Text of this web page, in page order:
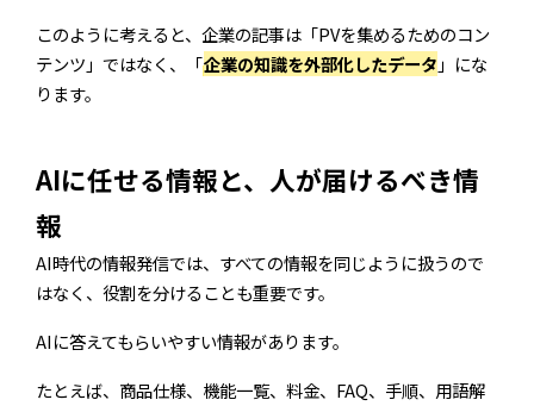
このように考えると、企業の記事は「PVを集めるためのコン
テンツ」ではなく、「企業の知識を外部化したデータ 」にな
ります。
AIに任せる情報と、人が届けるべき情
報
AI時代の情報発信では、すべての情報を同じように扱うので
はなく、役割を分けることも重要です。
AIに答えてもらいやすい情報があります。
たとえば、商品仕様、機能一覧、料金、FAQ、手順、用語解